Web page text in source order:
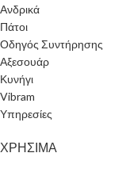
Ανδρικά
Πάτοι
Οδηγός Συντήρησης
Αξεσουάρ
Κυνήγι
Vibram
Υπηρεσίες
ΧΡΗΣΙΜΑ